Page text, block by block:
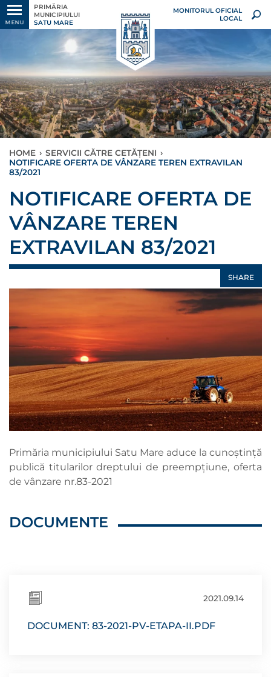
MENU
PRIMĂRIA
MUNICIPIULUI
SATU MARE
MONITORUL OFICIAL
LOCAL
HOME › SERVICII CĂTRE CETĂȚENI ›
NOTIFICARE OFERTA DE VÂNZARE TEREN EXTRAVILAN
83/2021
NOTIFICARE OFERTA DE
VÂNZARE TEREN
EXTRAVILAN 83/2021
SHARE
Primăria municipiului Satu Mare aduce la cunoștință
publică titularilor dreptului de preempțiune, oferta
de vânzare nr.83-2021
DOCUMENTE
2021.09.14
DOCUMENT: 83-2021-PV-ETAPA-II.PDF